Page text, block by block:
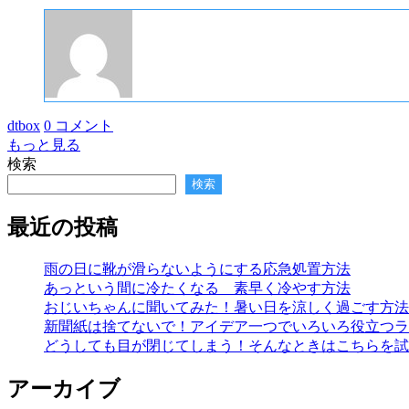
dtbox 0 コメント
もっと見る
検索
検索
最近の投稿
雨の日に靴が滑らないようにする応急処置方法
あっという間に冷たくなる 素早く冷やす方法
おじいちゃんに聞いてみた！暑い日を涼しく過ごす方法
新聞紙は捨てないで！アイデア一つでいろいろ役立つ
どうしても目が閉じてしまう！そんなときはこちらを
アーカイブ